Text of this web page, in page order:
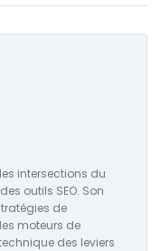
intersections du
outils SEO. Son
de
moteurs de
des leviers